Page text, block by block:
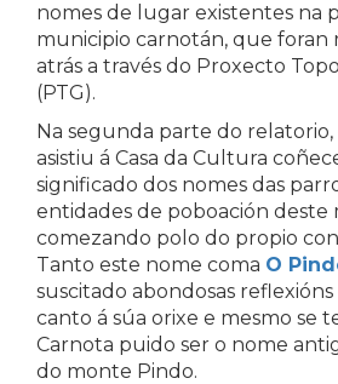
nomes de lugar existentes na
municipio carnotán, que foran
atrás a través do Proxecto
(PTG).
Na segunda parte do
asistiu á Casa da Cultura
significado dos nomes das
entidades de poboación deste
comezando polo do propio
Tanto este nome coma O
suscitado abondosas
canto á súa orixe e mesmo se
Carnota puido ser o nome
do monte Pindo.